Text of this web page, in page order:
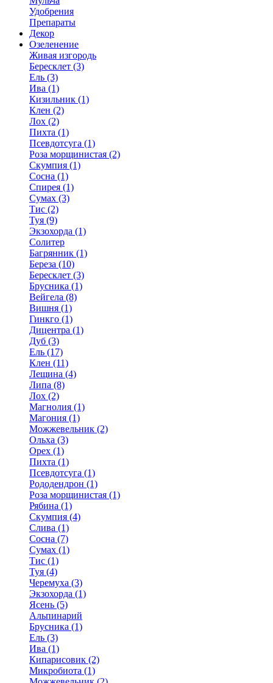
Удобрения
Препараты
Декор
Озеленение
Живая изгородь
Бересклет (3)
Ель (3)
Ива (1)
Кизильник (1)
Клен (2)
Лох (2)
Пихта (1)
Псевдотсуга (1)
Роза морщинистая (2)
Скумпия (1)
Сосна (1)
Спирея (1)
Сумах (3)
Тис (2)
Туя (9)
Экзохорда (1)
Солитер
Багрянник (1)
Береза (10)
Бересклет (3)
Брусника (1)
Вейгела (8)
Вишня (1)
Гинкго (1)
Дицентра (1)
Дуб (3)
Ель (17)
Клен (11)
Лещина (4)
Липа (8)
Лох (2)
Магнолия (1)
Магония (1)
Можжевельник (2)
Ольха (3)
Орех (1)
Пихта (1)
Псевдотсуга (1)
Рододендрон (1)
Роза морщинистая (1)
Рябина (1)
Скумпия (4)
Слива (1)
Сосна (7)
Сумах (1)
Тис (1)
Туя (4)
Черемуха (3)
Экзохорда (1)
Ясень (5)
Альпинарий
Брусника (1)
Ель (3)
Ива (1)
Кипарисовик (2)
Микробиота (1)